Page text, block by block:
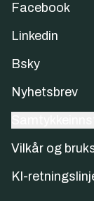
Facebook
Linkedin
Bsky
Nyhetsbrev
Vilkår og
KI-